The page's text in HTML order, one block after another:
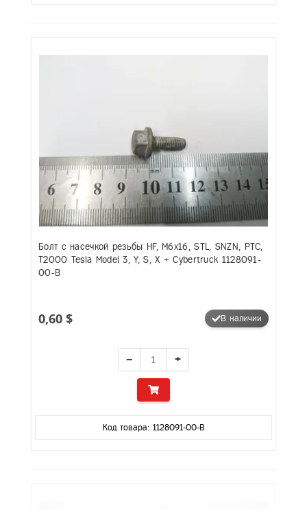
Болт с насечкой резьбы HF, M6x16, STL, SNZN, PTC,
T2000 Tesla Model 3, Y, S, X + Cybertruck 1128091-
00-B
0,60 $ В наличии
− +
Код товара: 1128091-00-B